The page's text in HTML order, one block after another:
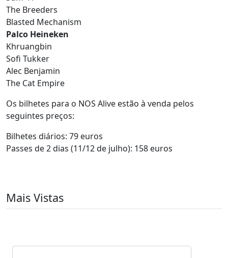
The Breeders
Blasted Mechanism
Palco Heineken
Khruangbin
Sofi Tukker
Alec Benjamin
The Cat Empire
Os bilhetes para o NOS Alive estão à venda pelos
seguintes preços:
Bilhetes diários: 79 euros
Passes de 2 dias (11/12 de julho): 158 euros
Mais Vistas